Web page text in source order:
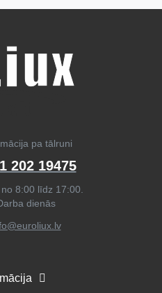
pa tālruni
202 19475
8:00 līdz 17:00.
dienās